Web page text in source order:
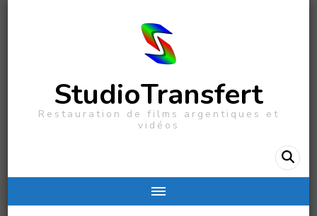
StudioTransfert
Restauration de films argentiques et
vidéos